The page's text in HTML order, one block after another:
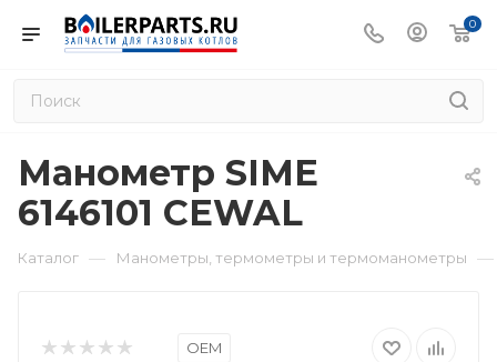
0
Манометр SIME
6146101 CEWAL
Каталог — Манометры, термометры и термоманометры —
OEM